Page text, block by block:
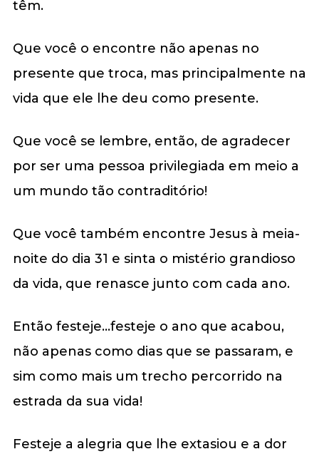
têm.
Que você o encontre não apenas no
presente que troca, mas principalmente na
vida que ele lhe deu como presente.
Que você se lembre, então, de agradecer
por ser uma pessoa privilegiada em meio a
um mundo tão contraditório!
Que você também encontre Jesus à meia-
noite do dia 31 e sinta o mistério grandioso
da vida, que renasce junto com cada ano.
Então festeje…festeje o ano que acabou,
não apenas como dias que se passaram, e
sim como mais um trecho percorrido na
estrada da sua vida!
Festeje a alegria que lhe extasiou e a dor